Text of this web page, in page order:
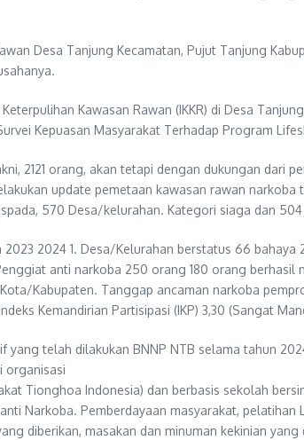
Desa Tanjung Kecamatan, Pujut Tanjung
Kawasan Rawan (IKKR) di Desa
Kepuasan Masyarakat Terhadap Program
2121 orang, akan tetapi dengan dukungan dari
update pemetaan kawasan rawan narkoba
570 Desa/kelurahan. Kategori siaga dan
2023 2024 1. Desa/Kelurahan berstatus 66
anti narkoba 250 orang 180 orang
Kabupaten. Tanggap ancaman narkoba
Kemandirian Partisipasi (IKP) 3,30 (Sangat
telah dilakukan BNNP NTB selama tahun
organisasi
Tionghoa Indonesia) dan berbasis sekolah
Narkoba. Pemberdayaan masyarakat,
diberikan, masakan dan minuman kekinian